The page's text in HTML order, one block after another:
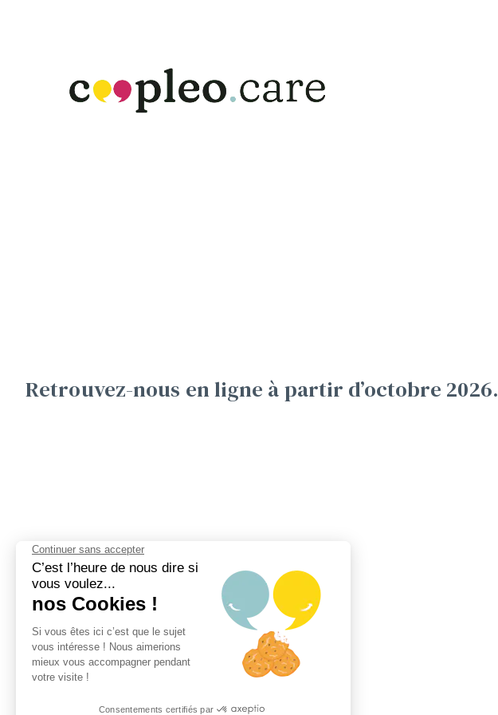
Retrouvez-nous en ligne à partir d’octobre 2026.